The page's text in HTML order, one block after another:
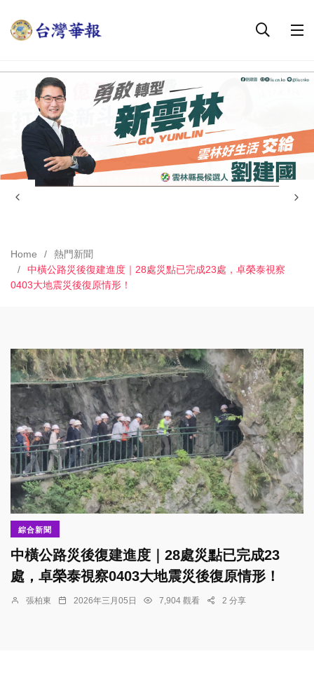
Home
熱門新聞
中橫公路災後復建進度｜28處災點已完成23處，卓榮泰視察
0403大地震災後復原情形！
綜合新聞
中橫公路災後復建進度｜28處災點已完成23
處，卓榮泰視察0403大地震災後復原情形！
張柏東 2026年三月05日 7,904 觀看 2 分享